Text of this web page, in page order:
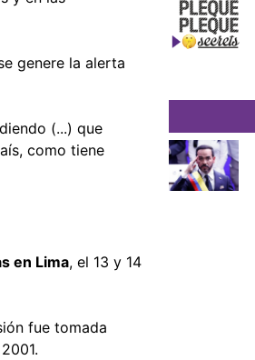
genere la alerta
(...) que
como tiene
en Lima, el 13 y 14
fue tomada